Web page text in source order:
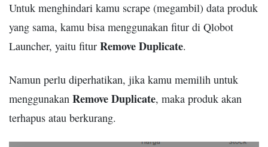
Untuk menghindari kamu scrape (megambil) data produk
yang sama, kamu bisa menggunakan fitur di Qlobot
Launcher, yaitu fitur Remove Duplicate.
Namun perlu diperhatikan, jika kamu memilih untuk
menggunakan Remove Duplicate, maka produk akan
terhapus atau berkurang.